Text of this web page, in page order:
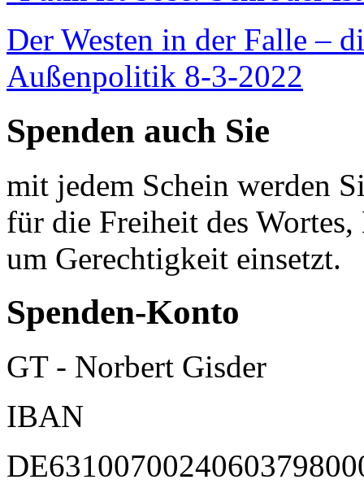
Der Westen in der Falle –
Außenpolitik 8-3-2022
Spenden auch Sie
mit jedem Schein werden
für die Freiheit des
um Gerechtigkeit einsetzt.
Spenden-Konto
GT - Norbert Gisder
IBAN